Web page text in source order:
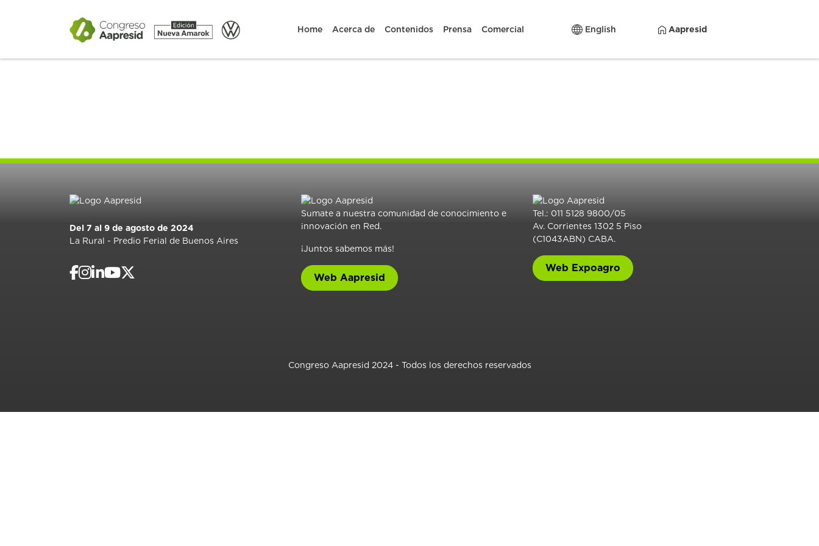
Home Acerca de Contenidos Prensa Comercial English Aapresid
Del 7 al 9 de agosto de 2024
La Rural - Predio Ferial de Buenos Aires
Sumate a nuestra comunidad de conocimiento e
innovación en Red.
¡Juntos sabemos más!
Web Aapresid
Tel.: 011 5128 9800/05
Av. Corrientes 1302 5 Piso
(C1043ABN) CABA.
Web Expoagro
Congreso Aapresid 2024 - Todos los derechos reservados